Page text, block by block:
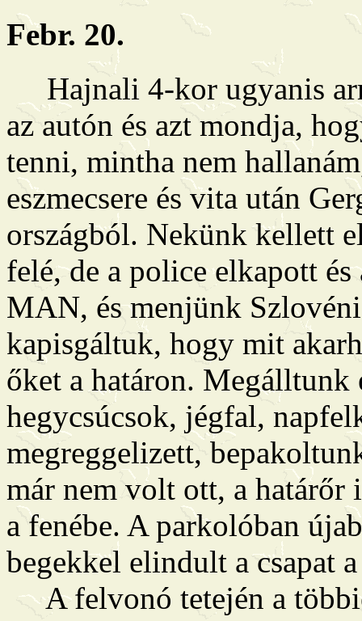
Febr. 20.
Hajnali 4-kor ugyanis
az autón és azt mondja,
tenni, mintha nem
eszmecsere és vita után
országból. Nekünk kellett
felé, de a police elkapott
MAN, és menjünk
kapisgáltuk, hogy mit
őket a határon. Megálltunk
hegycsúcsok, jégfal,
megreggelizett,
már nem volt ott, a határőr
a fenébe. A parkolóban
begekkel elindult a csapat
A felvonó tetején a